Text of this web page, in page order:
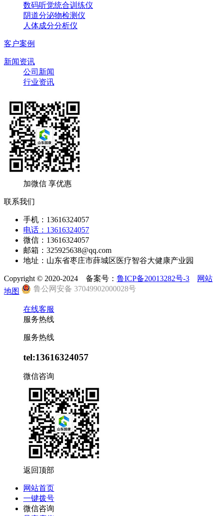
数码听觉统合训练仪
阴道分泌物检测仪
人体成分分析仪
客户案例
新闻资讯
公司新闻
行业资讯
加微信 享优惠
联系我们
手机：13616324057
电话：13616324057
微信：13616324057
邮箱：325925638@qq.com
地址：山东省枣庄市薛城区医疗智谷大健康产业园
Copyright © 2020-2024 备案号： 鲁ICP备20013282号-3
网站
地图
鲁公网安备 37049902000028号
在线客服
服务热线
服务热线
tel:13616324057
微信咨询
返回顶部
网站首页
一键拨号
微信咨询